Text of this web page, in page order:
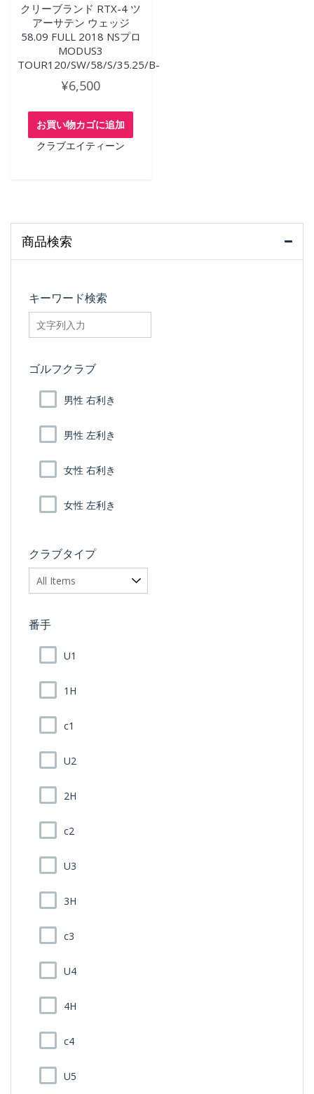
クリーブランド RTX-4 ツ
アーサテン ウェッジ
58.09 FULL 2018 NSプロ
MODUS3
TOUR120/SW/58/S/35.25/B-
¥6,500
お買い物カゴに追加
クラブエイティーン
商品検索
キーワード検索
searchfilter_pro
ゴルフクラブ
男性 右利き
男性 左利き
女性 右利き
女性 左利き
クラブタイプ
番手
U1
1H
c1
U2
2H
c2
U3
3H
c3
U4
4H
c4
U5